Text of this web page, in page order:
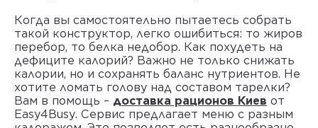
Когда вы самостоятельно пытаетесь собрать
такой конструктор, легко ошибиться: то жиров
перебор, то белка недобор. Как похудеть на
дефиците калорий? Важно не только снижать
калории, но и сохранять баланс нутриентов. Не
хотите ломать голову над составом тарелки?
Вам в помощь – доставка рационов Киев от
Easy4Busy. Сервис предлагает меню с разным